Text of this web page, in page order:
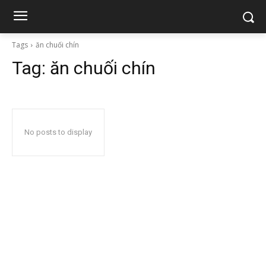
Tags ăn chuối chín
Tag: ăn chuối chín
No posts to display